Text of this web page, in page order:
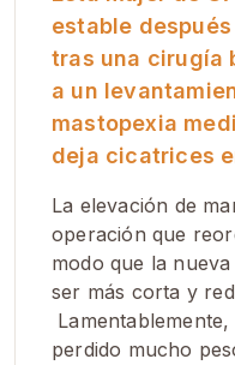
estable
tras una cirugía
a un
mastopexia
deja cicatrices
La elevación de
operación que
modo que la
ser más corta y
perdido mucho